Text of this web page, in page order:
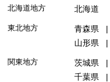
北海道地方 北海道
東北地方 青森県
山形県
関東地方 茨城県
千葉県